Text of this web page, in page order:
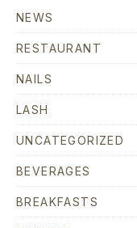
NEWS
RESTAURANT
NAILS
LASH
UNCATEGORIZED
BEVERAGES
BREAKFASTS